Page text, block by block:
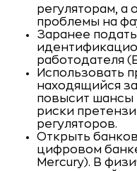
регуляторам, а
проблемы на
Заранее
работодателя
Использовать
находящийся
повысит шансы
риски
регуляторов.
Открыть
цифровом
Mercury). В